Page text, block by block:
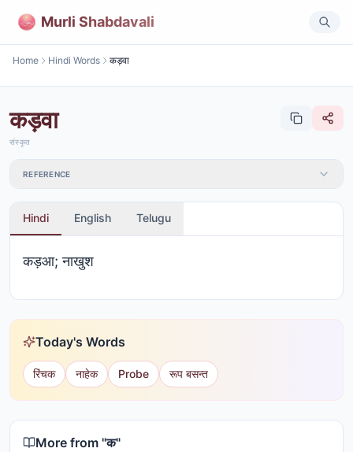
Murli Shabdavali
Home Hindi Words कड़वा
कड़वा
संस्कृत
REFERENCE
Hindi English Telugu
कड़आ; नाखुश
Today's Words
रिंचक नाहेक Probe रूप बसन्त
More from "क"